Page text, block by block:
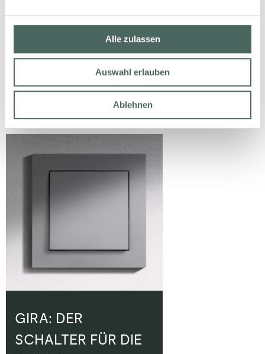
Alle zulassen
Auswahl erlauben
Ablehnen
BACH WIRD BUNT
28. März 2024
LESEN
GIRA: DER
SCHALTER FÜR DIE